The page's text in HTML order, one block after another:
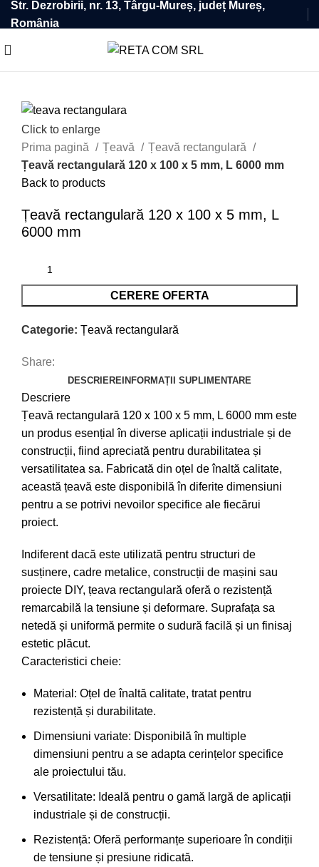
Str. Dezrobirii, nr. 13, Târgu-Mureș, județ Mureș,
România
Click to enlarge
Prima pagină
Țeavă
Țeavă rectangulară
Țeavă rectangulară 120 x 100 x 5 mm, L 6000 mm
Back to products
Țeavă rectangulară 120 x 100 x 5 mm, L
6000 mm
CERERE OFERTA
Categorie: Țeavă rectangulară
Share:
DESCRIEREINFORMAȚII SUPLIMENTARE
Descriere
Țeavă rectangulară 120 x 100 x 5 mm, L 6000 mm este
un produs esențial în diverse aplicații industriale și de
construcții, fiind apreciată pentru durabilitatea și
versatilitatea sa. Fabricată din oțel de înaltă calitate,
această țeavă este disponibilă în diferite dimensiuni
pentru a se potrivi nevoilor specifice ale fiecărui
proiect.
Indiferent dacă este utilizată pentru structuri de
susținere, cadre metalice, construcții de mașini sau
proiecte DIY, țeava rectangulară oferă o rezistență
remarcabilă la tensiune și deformare. Suprafața sa
netedă și uniformă permite o sudură facilă și un finisaj
estetic plăcut.
Caracteristici cheie:
Material: Oțel de înaltă calitate, tratat pentru
rezistență și durabilitate.
Dimensiuni variate: Disponibilă în multiple
dimensiuni pentru a se adapta cerințelor specifice
ale proiectului tău.
Versatilitate: Ideală pentru o gamă largă de aplicații
industriale și de construcții.
Rezistență: Oferă performanțe superioare în condiții
de tensiune și presiune ridicată.